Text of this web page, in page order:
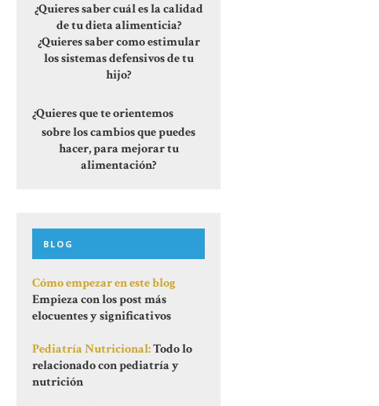
¿Quieres saber cuál es la calidad
de tu dieta alimenticia?
¿Quieres saber como estimular
los sistemas defensivos de tu
hijo?
¿Quieres que te orientemos
sobre los cambios que puedes
hacer, para mejorar tu
alimentación?
BLOG
Cómo empezar en este blog
Empieza con los post más
elocuentes y significativos
Pediatría Nutricional:Todo lo
relacionado con pediatría y
nutrición